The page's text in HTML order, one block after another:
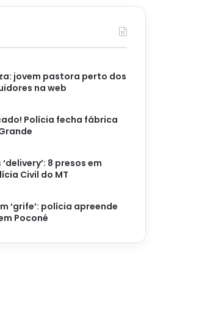
jovem pastora perto dos
na web
Polícia fecha fábrica
8 presos em
Civil do MT
‘grife’: polícia apreende
Poconé